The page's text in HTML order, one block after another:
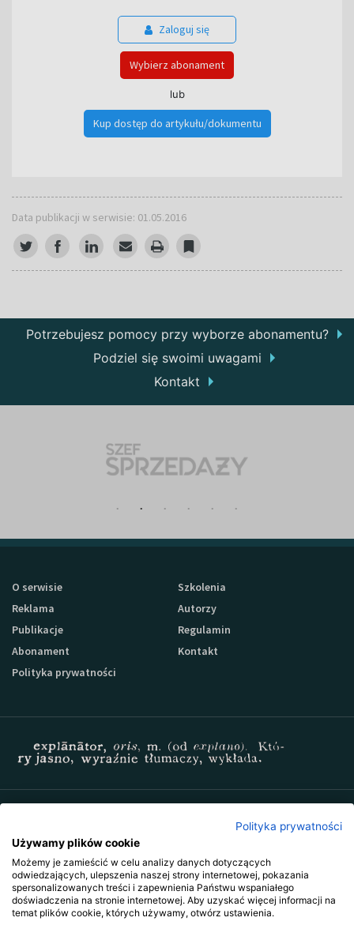
Zaloguj się
Wybierz abonament
lub
Kup dostęp do artykułu/dokumentu
Data publikacji w serwisie: 01.05.2016
Potrzebujesz pomocy przy wyborze abonamentu?
Podziel się swoimi uwagami
Kontakt
O serwisie
Szkolenia
Reklama
Autorzy
Publikacje
Regulamin
Abonament
Kontakt
Polityka prywatności
Polityka prywatności
Używamy plików cookie
Możemy je zamieścić w celu analizy danych dotyczących
odwiedzających, ulepszenia naszej strony internetowej, pokazania
spersonalizowanych treści i zapewnienia Państwu wspaniałego
doświadczenia na stronie internetowej. Aby uzyskać więcej informacji na
temat plików cookie, których używamy, otwórz ustawienia.